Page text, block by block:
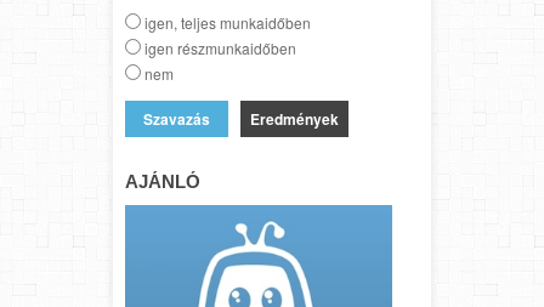
igen, teljes munkaidőben
igen részmunkaidőben
nem
Eredmények
AJÁNLÓ